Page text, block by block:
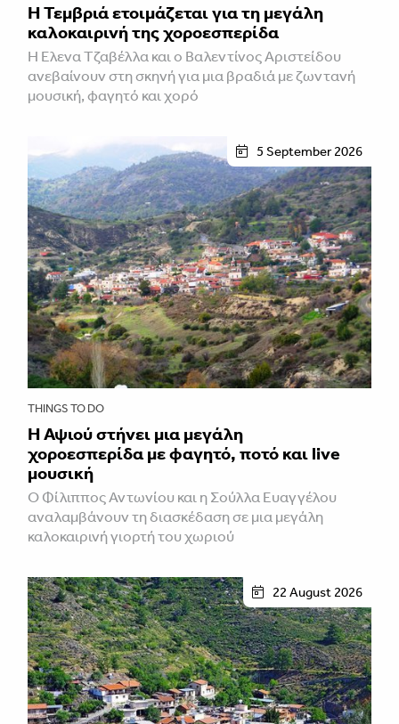
Η Τεμβριά ετοιμάζεται για τη μεγάλη
καλοκαιρινή της χοροεσπερίδα
Η Έλενα Τζαβέλλα και ο Βαλεντίνος Αριστείδου
ανεβαίνουν στη σκηνή για μια βραδιά με ζωντανή
μουσική, φαγητό και χορό
5 September 2026
THINGS TO DO
Η Αψιού στήνει μια μεγάλη
χοροεσπερίδα με φαγητό, ποτό και live
μουσική
Ο Φίλιππος Αντωνίου και η Σούλλα Ευαγγέλου
αναλαμβάνουν τη διασκέδαση σε μια μεγάλη
καλοκαιρινή γιορτή του χωριού
22 August 2026